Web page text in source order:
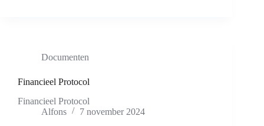
Documenten
Financieel Protocol
Financieel Protocol
Alfons
7 november 2024